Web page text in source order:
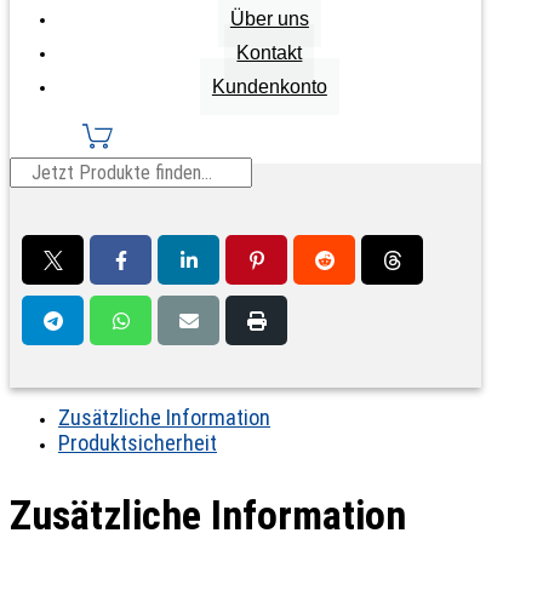
Über uns
Kontakt
Kundenkonto
kuschelig und wärmend
Teilen auf
Zusätzliche Information
Produktsicherheit
Zusätzliche Information